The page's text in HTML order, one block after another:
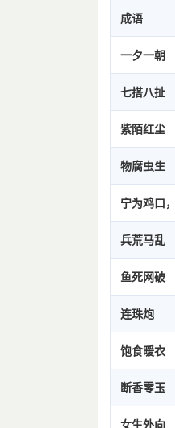
成语
一夕一朝
七搭八扯
紫陌红尘
物腐虫生
宁为鸡口
兵荒马乱
鱼死网破
连珠炮
饱食暖衣
断香零玉
女生外向